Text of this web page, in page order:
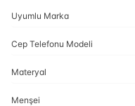
Uyumlu Marka
Cep Telefonu Modeli
Materyal
Menşei